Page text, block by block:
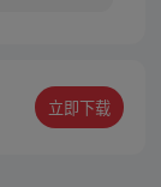
人，受尽折
立即下载